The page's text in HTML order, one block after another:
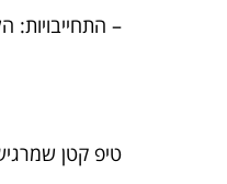
– התחייבויות:
טיפ קטן